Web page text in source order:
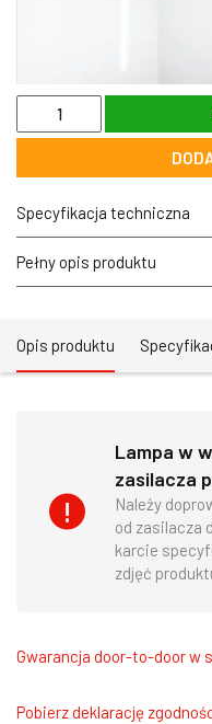
ilość
Lampa
LED
SOPEL
wisząca
zoomLED®
70+100cm
CRI>90
70W
Specyfikacja techniczna
Pełny opis produktu
Opis produktu
Lampa w
zasilacza
Należy
od zasilacza
karcie
zdjęć
Gwarancja door-to-door w
Pobierz deklarację